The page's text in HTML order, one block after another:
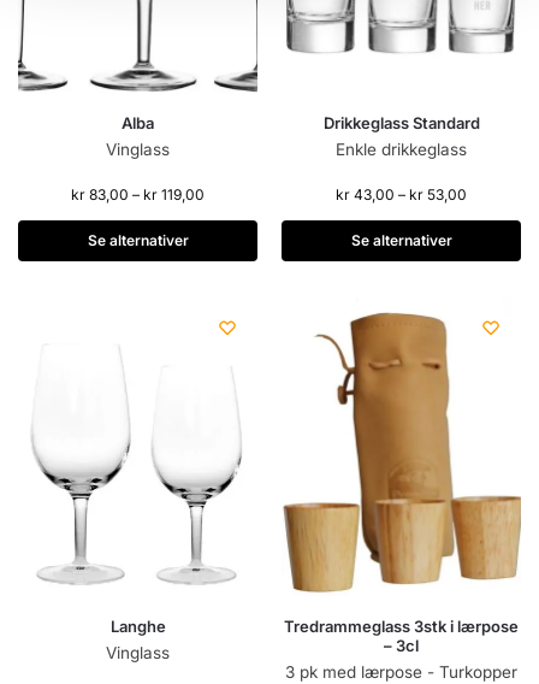
Alba
Vinglass
kr 83,00 – kr 119,00
Se alternativer
Drikkeglass Standard
Enkle drikkeglass
kr 43,00 – kr 53,00
Se alternativer
Langhe
Vinglass
Tredrammeglass 3stk i lærpose
– 3cl
3 pk med lærpose - Turkopper